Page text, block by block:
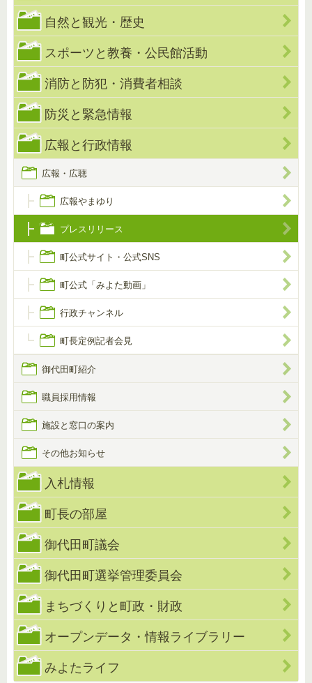
自然と観光・歴史
スポーツと教養・公民館活動
消防と防犯・消費者相談
防災と緊急情報
広報と行政情報
広報・広聴
広報やまゆり
プレスリリース
町公式サイト・公式SNS
町公式「みよた動画」
行政チャンネル
町長定例記者会見
御代田町紹介
職員採用情報
施設と窓口の案内
その他お知らせ
入札情報
町長の部屋
御代田町議会
御代田町選挙管理委員会
まちづくりと町政・財政
オープンデータ・情報ライブラリー
みよたライフ